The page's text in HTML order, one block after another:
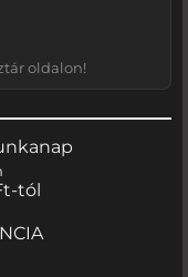
oldalon!
tól